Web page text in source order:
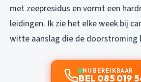
met zeepresidus en vormt een
leidingen. Ik zie het elke week bij
witte aanslag die de doorstroming
NU BEREIKBAAR
BEL 085 019